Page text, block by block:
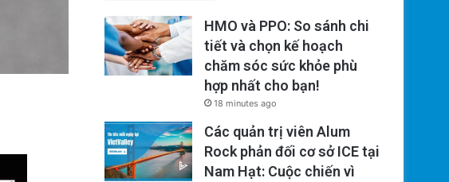
HMO và PPO: So sánh chi
tiết và chọn kế hoạch
chăm sóc sức khỏe phù
hợp nhất cho bạn!
18 minutes ago
Các quản trị viên Alum
Rock phản đối cơ sở ICE tại
Nam Hạt: Cuộc chiến vì